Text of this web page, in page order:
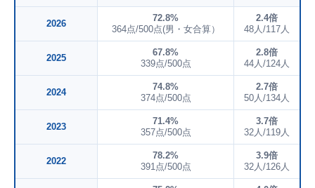
2026
72.8%
364点/500点(男・女合算）
2.4倍
48人/117人
2025
67.8%
339点/500点
2.8倍
44人/124人
2024
74.8%
374点/500点
2.7倍
50人/134人
2023
71.4%
357点/500点
3.7倍
32人/119人
2022
78.2%
391点/500点
3.9倍
32人/126人